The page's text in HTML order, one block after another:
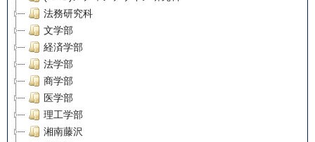
法務研究科
文学部
経済学部
法学部
商学部
医学部
理工学部
湘南藤沢